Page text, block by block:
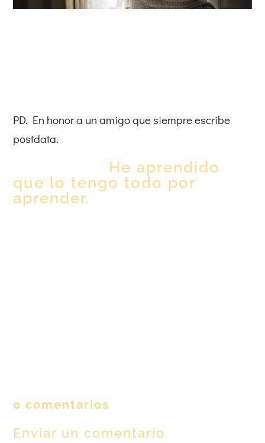
PD. En honor a un amigo que siempre escribe
postdata.
He aprendido
que lo tengo todo por
aprender.
0 comentarios
Enviar un comentario